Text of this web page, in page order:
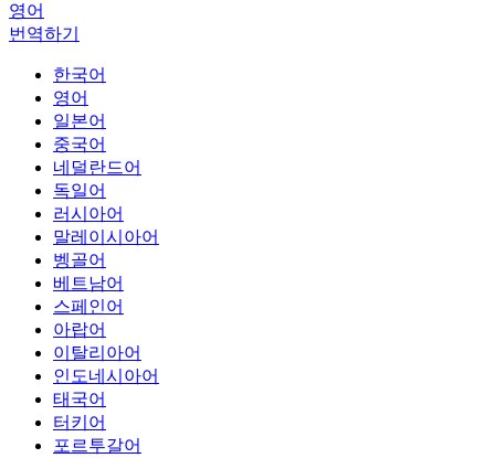
영어
번역하기
한국어
영어
일본어
중국어
네덜란드어
독일어
러시아어
말레이시아어
벵골어
베트남어
스페인어
아랍어
이탈리아어
인도네시아어
태국어
터키어
포르투갈어